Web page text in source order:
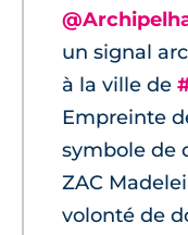
un signal
à la ville de
Empreinte
symbole de
ZAC
volonté de